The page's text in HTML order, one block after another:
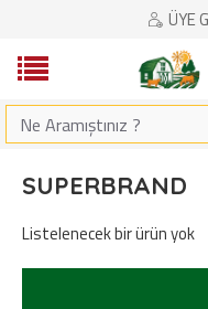
ÜYE
SUPERBRAND
Listelenecek bir ürün yok